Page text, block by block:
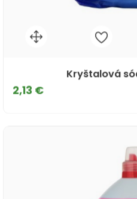
Kryštalová
2,13 €Cena